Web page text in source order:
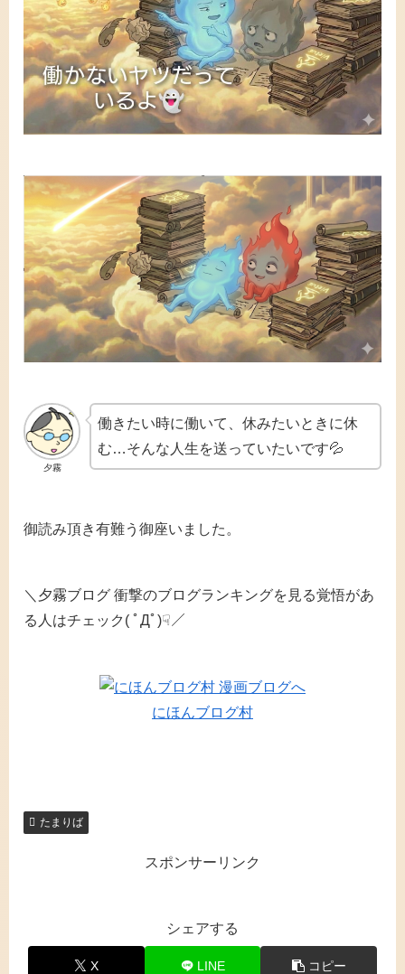
夕霧
働きたい時に働いて、休みたいときに休
む…そんな人生を送っていたいです💦
御読み頂き有難う御座いました。
＼夕霧ブログ 衝撃のブログランキングを見る覚悟があ
る人はチェック( ﾟДﾟ)☟／
にほんブログ村
たまりば
スポンサーリンク
シェアする
X LINE コピー